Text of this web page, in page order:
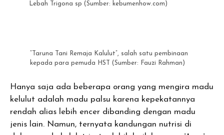
Lebah Trigona sp (Sumber: kebumenhow.com)
“Taruna Tani Remaja Kalulut”, salah satu pembinaan
kepada para pemuda HST (Sumber: Fauzi Rahman)
Hanya saja ada beberapa orang yang mengira madu
kelulut adalah madu palsu karena kepekatannya
rendah alias lebih encer dibanding dengan madu
jenis lain. Namun, ternyata kandungan nutrisi di